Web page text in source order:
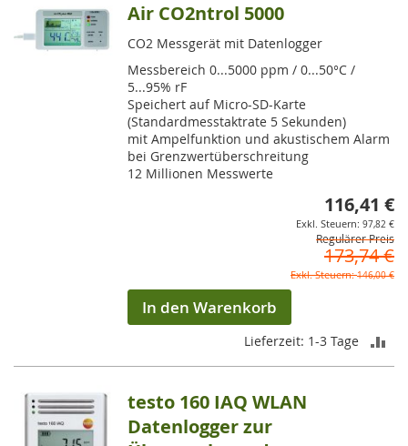
Air CO2ntrol 5000
CO2 Messgerät mit Datenlogger
Messbereich 0...5000 ppm / 0...50°C /
5...95% rF
Speichert auf Micro-SD-Karte
(Standardmesstaktrate 5 Sekunden)
mit Ampelfunktion und akustischem Alarm
bei Grenzwertüberschreitung
12 Millionen Messwerte
116,41 €
97,82 €
Regulärer Preis
173,74 €
146,00 €
In den Warenkorb
Lieferzeit: 1-3 Tage
testo 160 IAQ WLAN
Datenlogger zur